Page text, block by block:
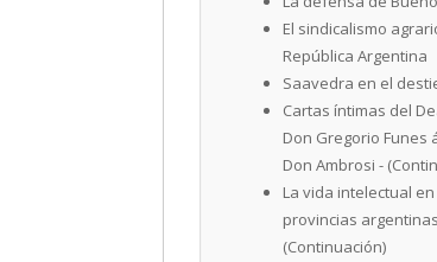
El sindicalismo
República Argentina
Saavedra en el
Cartas íntimas del
Don Gregorio Funes
Don Ambrosi -
La vida intelectual
provincias
(Continuación)